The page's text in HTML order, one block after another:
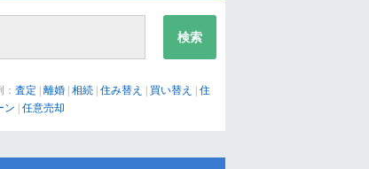
査定 離婚 相続 住み替え 買い替え
住
ン
任意売却